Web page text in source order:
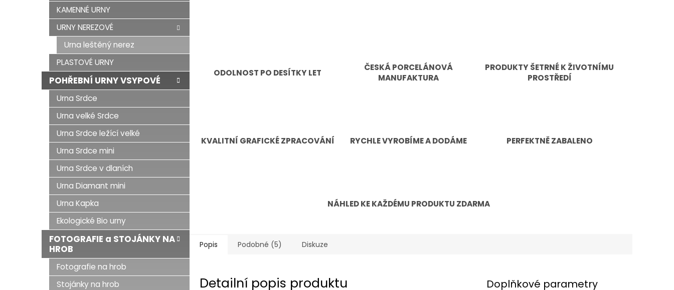
KAMENNÉ URNY
URNY NEREZOVÉ
Urna leštěný nerez
PLASTOVÉ URNY
POHŘEBNÍ URNY VSYPOVÉ
Urna Srdce
Urna velké Srdce
Urna Srdce ležící velké
Urna Srdce mini
Urna Srdce v dlaních
Urna Diamant mini
Urna Kapka
Ekologické Bio urny
FOTOGRAFIE a STOJÁNKY NA
HROB
Fotografie na hrob
Stojánky na hrob
ODOLNOST PO DESÍTKY LET
ČESKÁ PORCELÁNOVÁ
MANUFAKTURA
PRODUKTY ŠETRNÉ K ŽIVOTNÍMU
PROSTŘEDÍ
KVALITNÍ GRAFICKÉ ZPRACOVÁNÍ RYCHLE VYROBÍME A DODÁME PERFEKTNĚ ZABALENO
NÁHLED KE KAŽDÉMU PRODUKTU ZDARMA
Popis Podobné (5) Diskuze
Detailní popis produktu Doplňkové parametry